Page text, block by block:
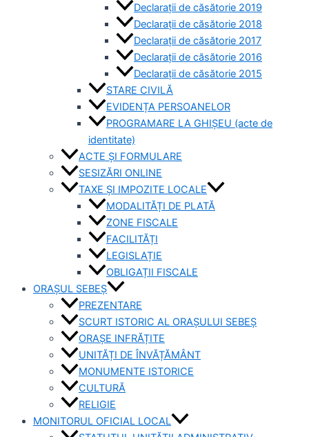
Declarații de căsătorie 2019
Declarații de căsătorie 2018
Declarații de căsătorie 2017
Declarații de căsătorie 2016
Declarații de căsătorie 2015
STARE CIVILĂ
EVIDENȚA PERSOANELOR
PROGRAMARE LA GHIȘEU (acte de
identitate)
ACTE ȘI FORMULARE
SESIZĂRI ONLINE
TAXE ȘI IMPOZITE LOCALE
MODALITĂȚI DE PLATĂ
ZONE FISCALE
FACILITĂȚI
LEGISLAȚIE
OBLIGAȚII FISCALE
ORAȘUL SEBEȘ
PREZENTARE
SCURT ISTORIC AL ORAȘULUI SEBEȘ
ORAȘE INFRĂȚITE
UNITĂȚI DE ÎNVĂȚĂMÂNT
MONUMENTE ISTORICE
CULTURĂ
RELIGIE
MONITORUL OFICIAL LOCAL